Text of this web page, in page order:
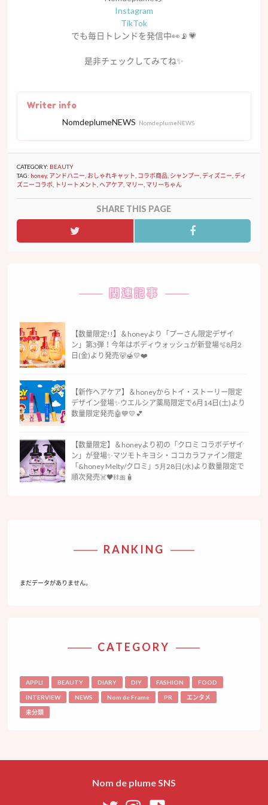
Instagram
TikTok
でも毎日トレンドを発信中👀📡💗
是非チェックしてみてね✨
Writer info
NomdeplumeNEWS NomdeplumeNEWS
CATEGORY: BEAUTY
TAG: honey, アンドハニー おしゃれキャット コラボ商品 シャンプー ,ディズニー ,ディ
ズニーコラボ トリートメント ,ヘアケア マリー マリーちゃん
SHARE THIS PAGE
関連記事
【数量限定!!】＆honeyより「プーさん限定デザイ
ン」第3弾！今年はボディウォッシュが新登場🫧8月2
日(金)より発売🐻🍯💛❤️
【新作ヘアケア】＆honeyからトイ・ストーリー限定
デザイン登場✨ウエルシア薬局限定で6月14日(土)より
数量限定発売🤖💙💛💕
【数量限定】＆honeyより初の「クロミ コラボデザイ
ン」が登場✨マツモトキヨシ・ココカラファイン限定
「&honey Melty/クロミ」5⽉28⽇(⽔)より数量限定で
順次発売☠️🖤⛓🎀🧴
RANKING
まだデータがありません。
CATEGORY
APPLI BEAUTY DIARY DIY FASHION FOOD
INTERVIEW NEWS Nom de Frame PR エンタメ
未分類
Nom de plume SNS